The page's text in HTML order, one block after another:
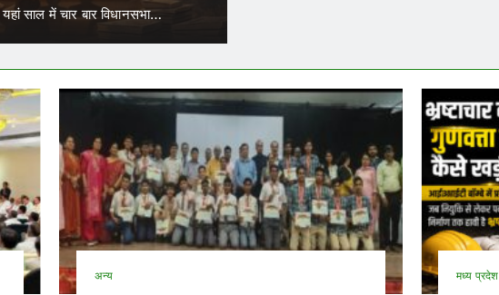
में कर सकेंगे काम
परिवहन निगम में कार्यरत आउटसोर्स कर्मचारियों के जरिए नियुक्त परिचालकों का भी ट्रांसफर हो सकेगा।…
अन्य मध्य प्रदेश